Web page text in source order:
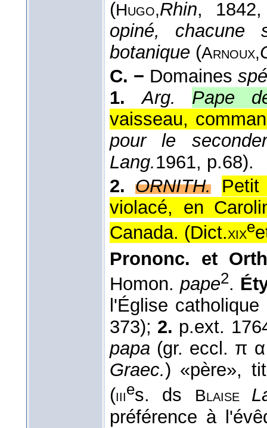
(Hugo,Rhin, 1842,
opiné,
botanique (Arnoux,
C. − Domaines
1.
Arg.
Pape
vaisseau,
pour le
Lang.1961, p.68).
2. ORNITH.
violacé, en
Canada. (Dict.xixe
Prononc. et
Homon. pape2.
l'Église
373); 2. p.ext.
papa (gr. eccl. π
Graec.) «père»,
(iiies. ds Blaise
préférence à